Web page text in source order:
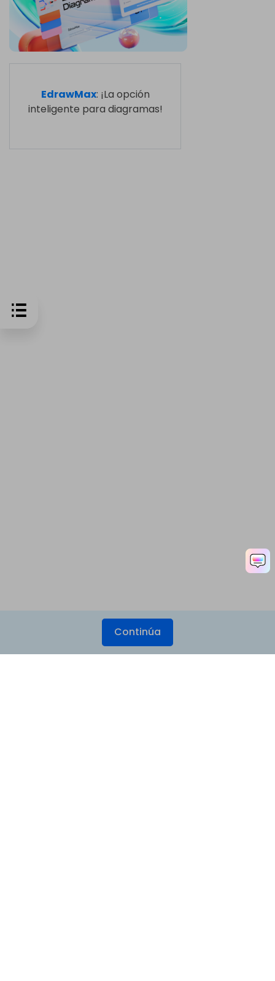
EdrawMax: ¡La opción
inteligente para diagramas!
Continúa